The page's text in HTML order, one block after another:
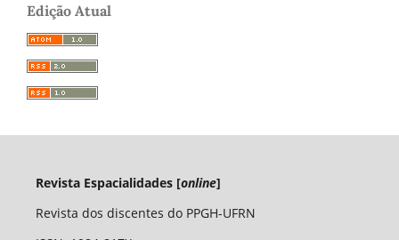
Edição Atual
Revista Espacialidades [online]
Revista dos discentes do PPGH-UFRN